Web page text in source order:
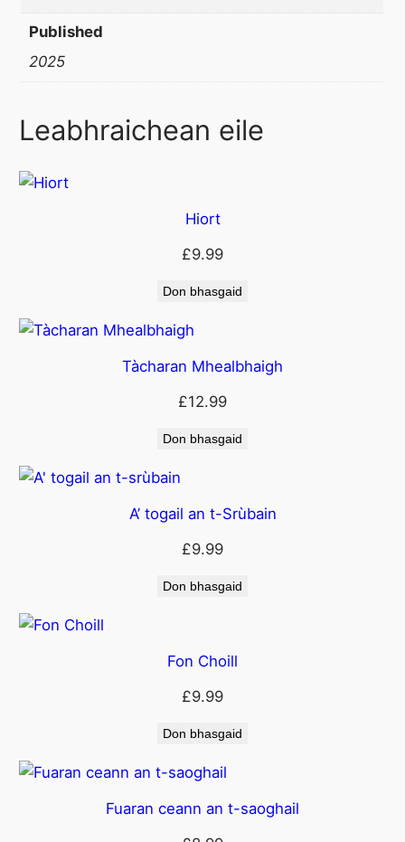
i
Published
2025
Leabhraichean eile
Hiort
£9.99
Don bhasgaid
Tàcharan Mhealbhaigh
£12.99
Don bhasgaid
A’ togail an t-Srùbain
£9.99
Don bhasgaid
Fon Choill
£9.99
Don bhasgaid
Fuaran ceann an t-saoghail